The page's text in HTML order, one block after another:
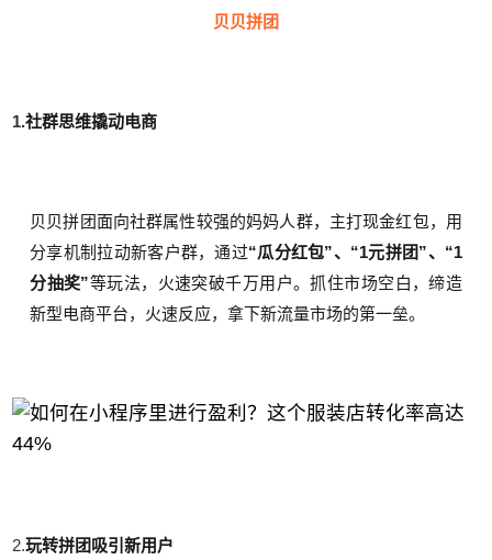
贝贝拼团
1.社群思维撬动电商
贝贝拼团面向社群属性较强的妈妈人群，主打现金红包，用
分享机制拉动新客户群，通过“瓜分红包”、“1元拼团”、“1
分抽奖”等玩法，火速突破千万用户。抓住市场空白，缔造
新型电商平台，火速反应，拿下新流量市场的第一垒。
2.玩转拼团吸引新用户